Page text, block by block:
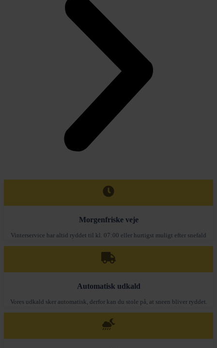
Morgenfriske veje
Vinterservice har altid ryddet til kl. 07:00 eller hurtigst muligt efter snefald
Automatisk udkald
Vores udkald sker automatisk, derfor kan du stole på, at sneen bliver ryddet.